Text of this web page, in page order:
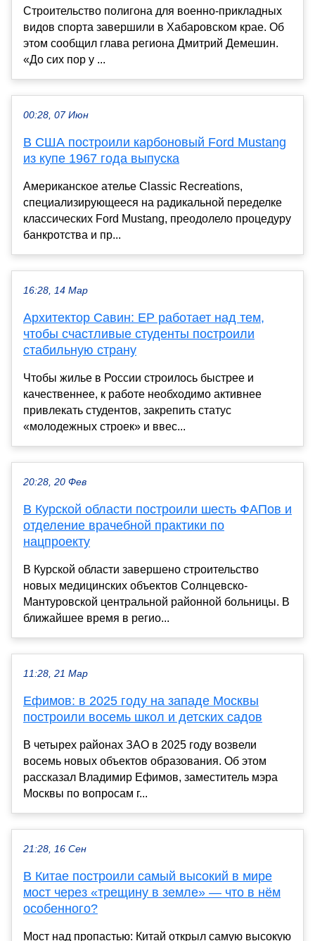
Строительство полигона для военно-прикладных
видов спорта завершили в Хабаровском крае. Об
этом сообщил глава региона Дмитрий Демешин.
«До сих пор у ...
00:28, 07 Июн
В США построили карбоновый Ford Mustang
из купе 1967 года выпуска
Американское ателье Classic Recreations,
специализирующееся на радикальной переделке
классических Ford Mustang, преодолело процедуру
банкротства и пр...
16:28, 14 Мар
Архитектор Савин: ЕР работает над тем,
чтобы счастливые студенты построили
стабильную страну
Чтобы жилье в России строилось быстрее и
качественнее, к работе необходимо активнее
привлекать студентов, закрепить статус
«молодежных строек» и ввес...
20:28, 20 Фев
В Курской области построили шесть ФАПов и
отделение врачебной практики по
нацпроекту
В Курской области завершено строительство
новых медицинских объектов Солнцевско-
Мантуровской центральной районной больницы. В
ближайшее время в регио...
11:28, 21 Мар
Ефимов: в 2025 году на западе Москвы
построили восемь школ и детских садов
В четырех районах ЗАО в 2025 году возвели
восемь новых объектов образования. Об этом
рассказал Владимир Ефимов, заместитель мэра
Москвы по вопросам г...
21:28, 16 Сен
В Китае построили самый высокий в мире
мост через «трещину в земле» — что в нём
особенного?
Мост над пропастью: Китай открыл самую высокую